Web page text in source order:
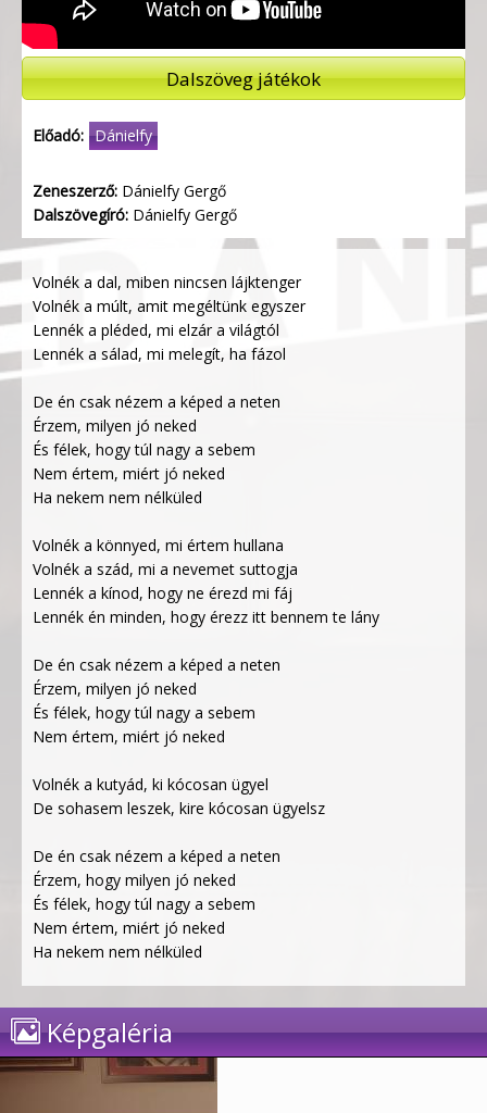
Dalszöveg játékok
Előadó: Dánielfy
Zeneszerző: Dánielfy Gergő
Dalszövegíró: Dánielfy Gergő
Volnék a dal, miben nincsen lájktenger
Volnék a múlt, amit megéltünk egyszer
Lennék a pléded, mi elzár a világtól
Lennék a sálad, mi melegít, ha fázol
De én csak nézem a képed a neten
Érzem, milyen jó neked
És félek, hogy túl nagy a sebem
Nem értem, miért jó neked
Ha nekem nem nélküled
Volnék a könnyed, mi értem hullana
Volnék a szád, mi a nevemet suttogja
Lennék a kínod, hogy ne érezd mi fáj
Lennék én minden, hogy érezz itt bennem te lány
De én csak nézem a képed a neten
Érzem, milyen jó neked
És félek, hogy túl nagy a sebem
Nem értem, miért jó neked
Volnék a kutyád, ki kócosan ügyel
De sohasem leszek, kire kócosan ügyelsz
De én csak nézem a képed a neten
Érzem, hogy milyen jó neked
És félek, hogy túl nagy a sebem
Nem értem, miért jó neked
Ha nekem nem nélküled
Képgaléria